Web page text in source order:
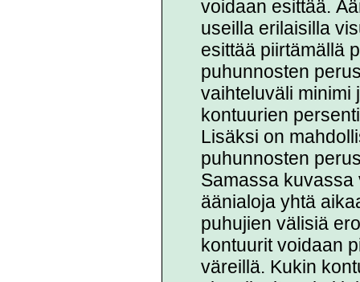
voidaan esittää.
useilla erilaisilla
esittää piirtämällä
puhunnosten
vaihteluväli minimi
kontuurien
Lisäksi on
puhunnosten
Samassa
äänialoja yhtä
puhujien välisiä
kontuurit voidaan
väreillä. Kukin